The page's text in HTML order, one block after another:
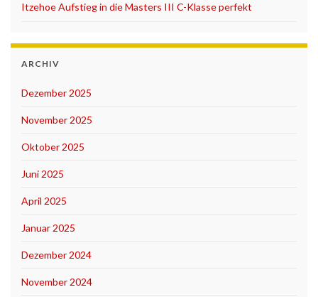
Itzehoe Aufstieg in die Masters III C-Klasse perfekt
ARCHIV
Dezember 2025
November 2025
Oktober 2025
Juni 2025
April 2025
Januar 2025
Dezember 2024
November 2024